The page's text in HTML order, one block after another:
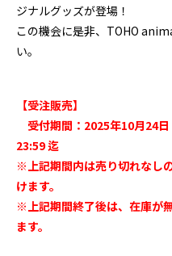
ジナルグッズが登場！
この機会に是非、TOHO
い。
【受注販売】
受付期間：2025年10月24日
23:59 迄
※上記期間内は売り切れなし
けます。
※上記期間終了後は、在庫が
ます。